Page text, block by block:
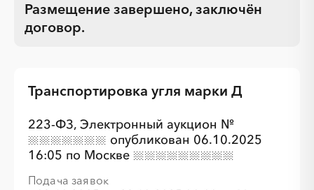
Размещение завершено, заключён
договор.
Транспортировка угля марки Д
223-ФЗ, Электронный аукцион №
опубликован 06.10.2025
16:05 по Москве
Подача заявок
░░░░░ ░░░